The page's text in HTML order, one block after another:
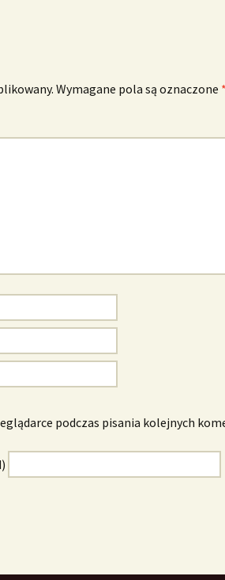
Wymagane pola są oznaczone *
podczas pisania kolejnych